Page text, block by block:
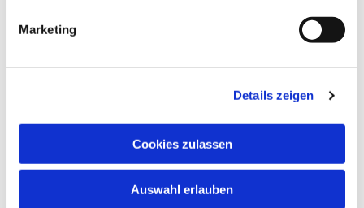
Marketing
Details zeigen
Cookies zulassen
Auswahl erlauben
NAVIGATION